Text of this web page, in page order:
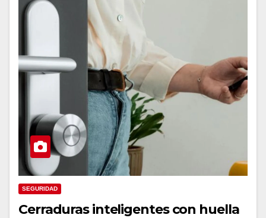
SEGURIDAD
Cerraduras inteligentes con huella